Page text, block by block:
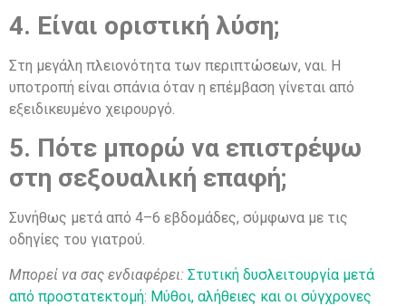
4. Είναι οριστική λύση;
Στη μεγάλη πλειονότητα των περιπτώσεων, ναι. Η
υποτροπή είναι σπάνια όταν η επέμβαση γίνεται από
εξειδικευμένο χειρουργό.
5. Πότε μπορώ να επιστρέψω
στη σεξουαλική επαφή;
Συνήθως μετά από 4–6 εβδομάδες, σύμφωνα με τις
οδηγίες του γιατρού.
Μπορεί να σας ενδιαφέρει: Στυτική δυσλειτουργία μετά
από προστατεκτομή: Μύθοι, αλήθειες και οι σύγχρονες